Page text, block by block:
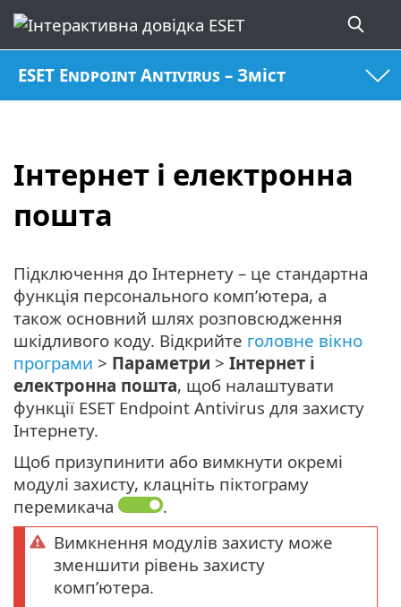
ESET Endpoint Antivirus – Зміст
Інтернет і електронна
пошта
Підключення до Інтернету – це стандартна
функція персонального комп’ютера, а
також основний шлях розповсюдження
шкідливого коду. Відкрийте головне вікно
програми > Параметри > Інтернет і
електронна пошта, щоб налаштувати
функції ESET Endpoint Antivirus для захисту
Інтернету.
Щоб призупинити або вимкнути окремі
модулі захисту, клацніть піктограму
перемикача
.
Вимкнення модулів захисту може
зменшити рівень захисту
комп’ютера.